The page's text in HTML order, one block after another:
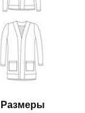
Размеры